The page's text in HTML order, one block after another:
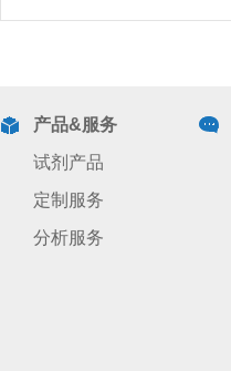
产品&服务
试剂产品
定制服务
分析服务